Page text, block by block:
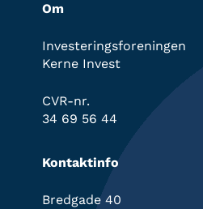
Om
Investeringsforeningen
Kerne Invest
CVR-nr.
34 69 56 44
Kontaktinfo
Bredgade 40